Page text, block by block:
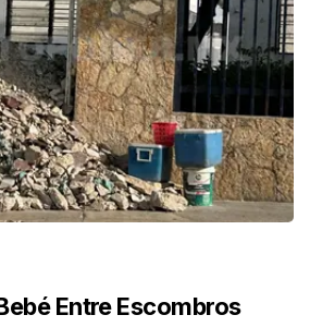
Entre Escombros